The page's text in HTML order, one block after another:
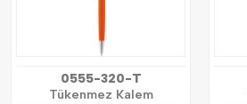
0555-320-T
Tükenmez Kalem